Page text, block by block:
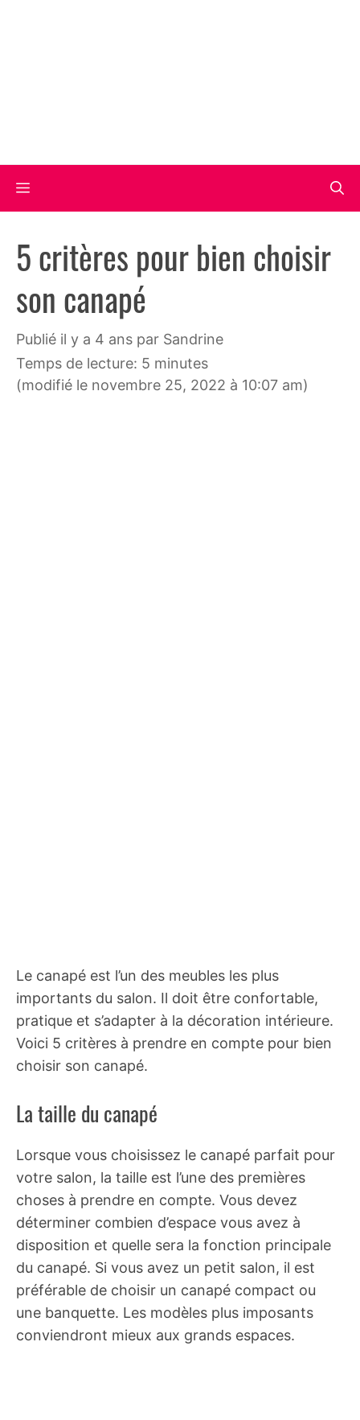
Menu
5 critères pour bien choisir
son canapé
publié il y a 4 ans par Sandrine
Temps de lecture: 5 minutes
(modifié le novembre 25, 2022 à 10:07 am)
Le canapé est l’un des meubles les plus
importants du salon. Il doit être confortable,
pratique et s’adapter à la décoration intérieure.
Voici 5 critères à prendre en compte pour bien
choisir son canapé.
La taille du canapé
Lorsque vous choisissez le canapé parfait pour
votre salon, la taille est l’une des premières
choses à prendre en compte. Vous devez
déterminer combien d’espace vous avez à
disposition et quelle sera la fonction principale
du canapé. Si vous avez un petit salon, il est
préférable de choisir un canapé compact ou
une banquette. Les modèles plus imposants
conviendront mieux aux grands espaces.